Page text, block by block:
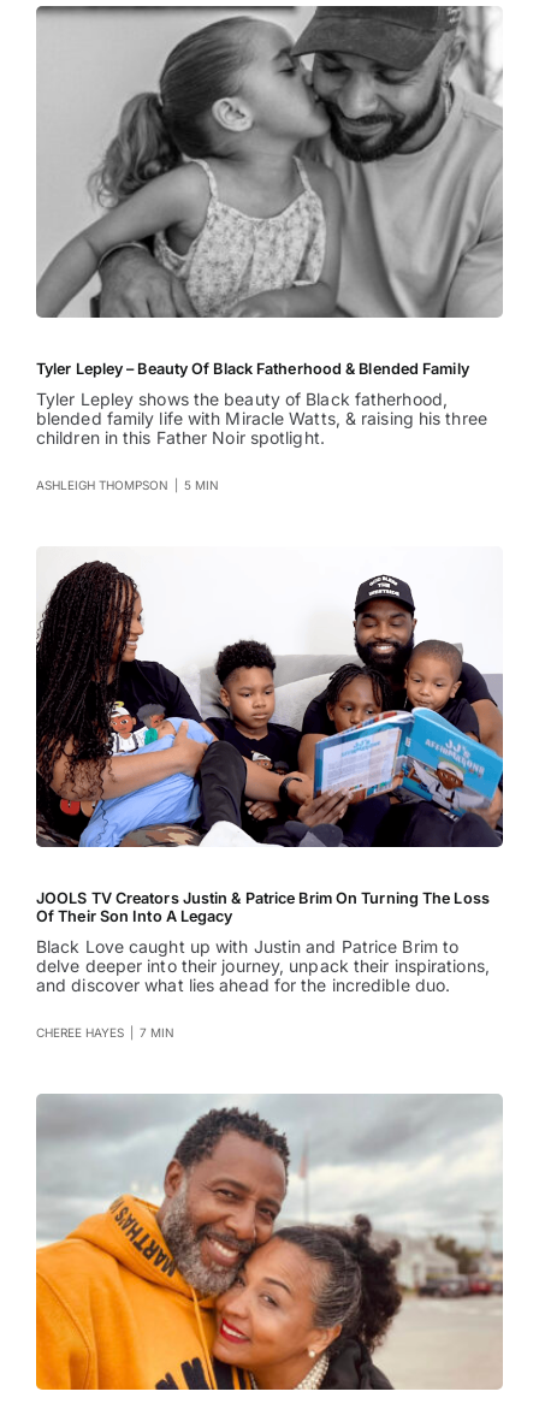
Tyler Lepley – Beauty Of Black Fatherhood & Blended Family
Tyler Lepley shows the beauty of Black fatherhood,
blended family life with Miracle Watts, & raising his three
children in this Father Noir spotlight.
ASHLEIGH THOMPSON 5 MIN
JOOLS TV Creators Justin & Patrice Brim On Turning The Loss
Of Their Son Into A Legacy
Black Love caught up with Justin and Patrice Brim to
delve deeper into their journey, unpack their inspirations,
and discover what lies ahead for the incredible duo.
CHEREE HAYES 7 MIN